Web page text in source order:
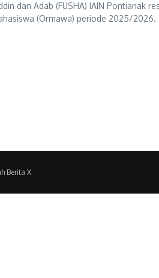
dan Adab (FUSHA) IAIN Pontianak
(Ormawa) periode 2025/2026.
Berita X